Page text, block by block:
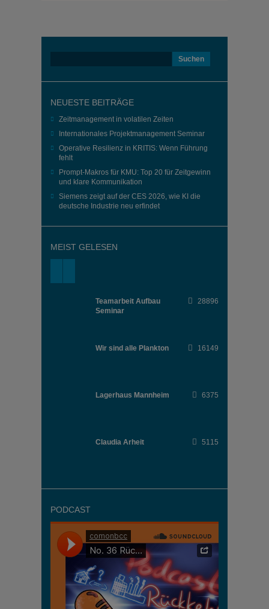
anderen eine unendliche Qual. Dem einen liegt
NEUESTE BEITRÄGE
Zeitmanagement in volatilen Zeiten
Internationales Projektmanagement Seminar
Operative Resilienz in KRITIS: Wenn Führung
fehlt
Prompt-Makros für KMU: Top 20 für Zeitgewinn
und klare Kommunikation
Siemens zeigt auf der CES 2026, wie KI die
deutsche Industrie neu erfindet
MEIST GELESEN
Teamarbeit Aufbau
Seminar
28896
Wir sind alle Plankton 16149
Lagerhaus Mannheim 6375
Claudia Arheit 5115
PODCAST